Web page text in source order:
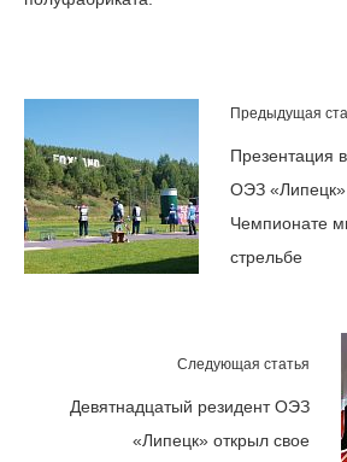
Предыдущая
Презентация
ОЭЗ «Липецк»
Чемпионате
стрельбе
Следующая статья
Девятнадцатый резидент ОЭЗ
«Липецк» открыл свое